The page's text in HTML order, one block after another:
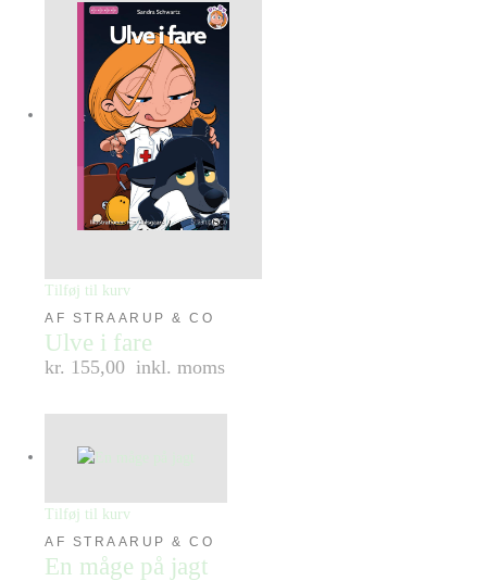
Tilføj til kurv
AF STRAARUP & CO
Ulve i fare
kr. 155,00 inkl. moms
Tilføj til kurv
AF STRAARUP & CO
En måge på jagt